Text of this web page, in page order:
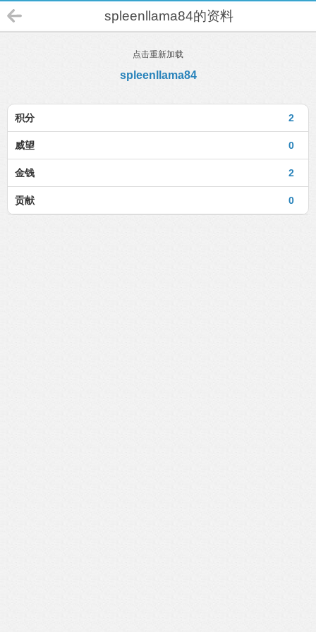
spleenllama84的资料
点击重新加载
spleenllama84
2
积分
0
威望
2
金钱
0
贡献